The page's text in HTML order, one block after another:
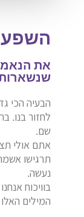
את
שנשארות
הבעיה הכי
לחזור בנו.
שם.
אתם אולי
תרגישו
נעשה.
בוויכוח
המילים